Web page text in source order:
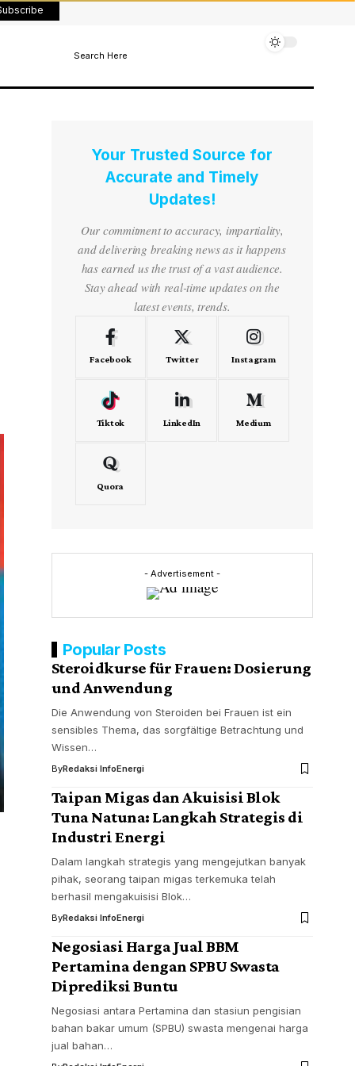
Search Here
Your Trusted Source for
Accurate and Timely
Updates!
Our commitment to accuracy, impartiality,
and delivering breaking news as it happens
has earned us the trust of a vast audience.
Stay ahead with real-time updates on the
latest events, trends.
Facebook Twitter Instagram
Tiktok LinkedIn Medium
Quora
- Advertisement -
Popular Posts
Steroidkurse für Frauen: Dosierung
und Anwendung
Die Anwendung von Steroiden bei Frauen ist ein
sensibles Thema, das sorgfältige Betrachtung und
Wissen…
ByRedaksi InfoEnergi
Taipan Migas dan Akuisisi Blok
Tuna Natuna: Langkah Strategis di
Industri Energi
Dalam langkah strategis yang mengejutkan banyak
pihak, seorang taipan migas terkemuka telah
berhasil mengakuisisi Blok…
ByRedaksi InfoEnergi
Negosiasi Harga Jual BBM
Pertamina dengan SPBU Swasta
Diprediksi Buntu
Negosiasi antara Pertamina dan stasiun pengisian
bahan bakar umum (SPBU) swasta mengenai harga
jual bahan…